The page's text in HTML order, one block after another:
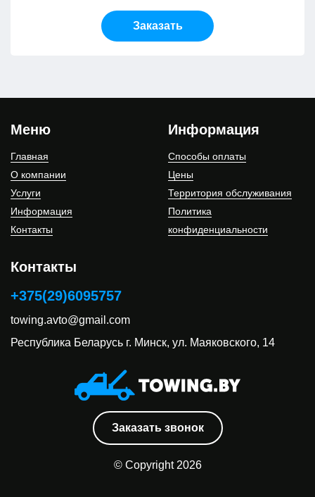
Заказать
Меню
Главная
О компании
Услуги
Информация
Контакты
Информация
Способы оплаты
Цены
Территория обслуживания
Политика
конфиденциальности
Контакты
+375(29)6095757
towing.avto@gmail.com
Республика Беларусь г. Минск, ул. Маяковского, 14
Заказать звонок
© Copyright 2026